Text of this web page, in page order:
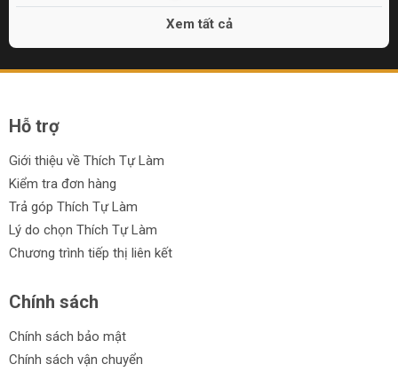
Xem tất cả
Hỗ trợ
Giới thiệu về Thích Tự Làm
Kiểm tra đơn hàng
Trả góp Thích Tự Làm
Lý do chọn Thích Tự Làm
Chương trình tiếp thị liên kết
Chính sách
Chính sách bảo mật
Chính sách vận chuyển